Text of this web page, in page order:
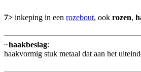
7> inkeping in een rozebout, ook rozen,
~haakbeslag:
haakvormig stuk metaal dat aan het